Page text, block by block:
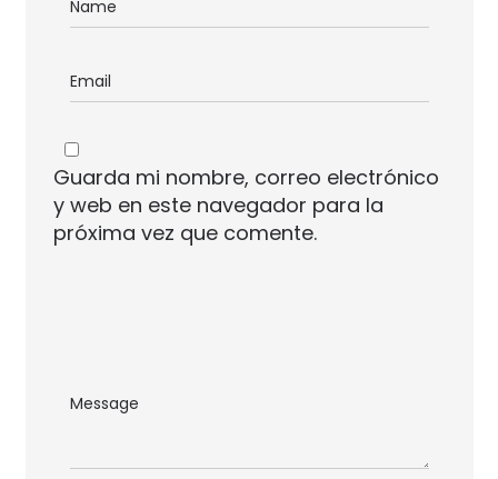
Guarda mi nombre, correo electrónico
y web en este navegador para la
próxima vez que comente.